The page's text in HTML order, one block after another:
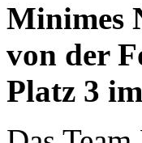
Minimes
von der
Platz 3